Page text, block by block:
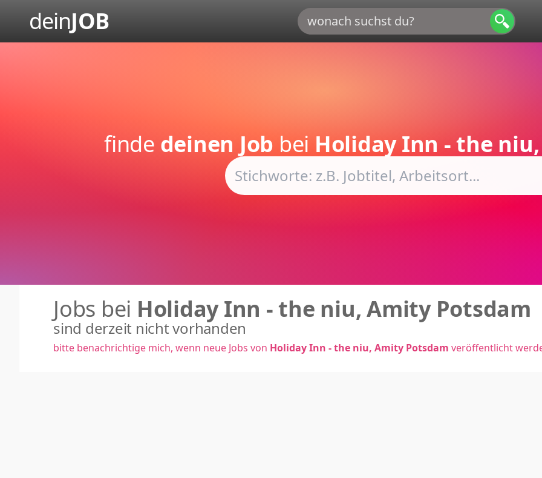
deinJOB
finde deinen Job bei Holiday Inn - the
Jobs bei Holiday Inn - the niu, Amity Potsdam
sind derzeit nicht vorhanden
bitte benachrichtige mich, wenn neue Jobs von Holiday Inn - the niu, Amity Potsdam veröffentlicht